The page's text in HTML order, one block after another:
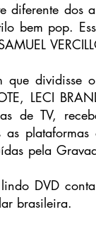
diferente
bem pop.
que dividisse
LECI
de TV,
as
pela
DVD
brasileira.